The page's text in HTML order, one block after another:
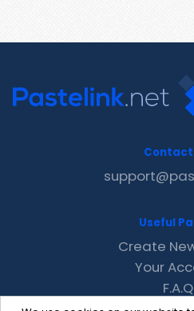
Contact
Useful
Create
Your